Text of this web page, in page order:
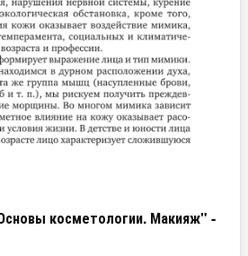
косметологии. Макияж" -